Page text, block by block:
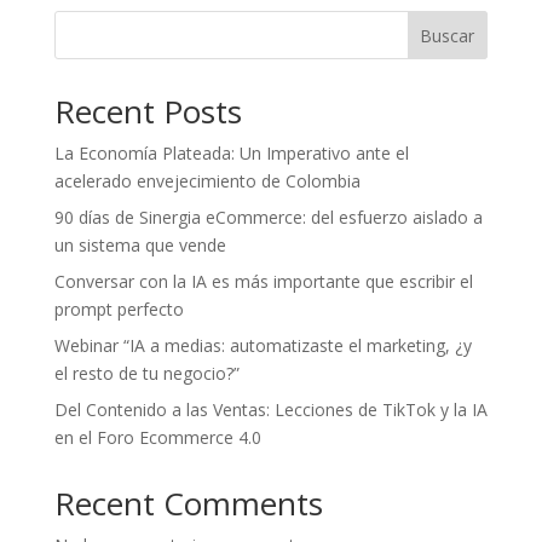
Buscar
Recent Posts
La Economía Plateada: Un Imperativo ante el
acelerado envejecimiento de Colombia
90 días de Sinergia eCommerce: del esfuerzo aislado a
un sistema que vende
Conversar con la IA es más importante que escribir el
prompt perfecto
Webinar “IA a medias: automatizaste el marketing, ¿y
el resto de tu negocio?”
Del Contenido a las Ventas: Lecciones de TikTok y la IA
en el Foro Ecommerce 4.0
Recent Comments